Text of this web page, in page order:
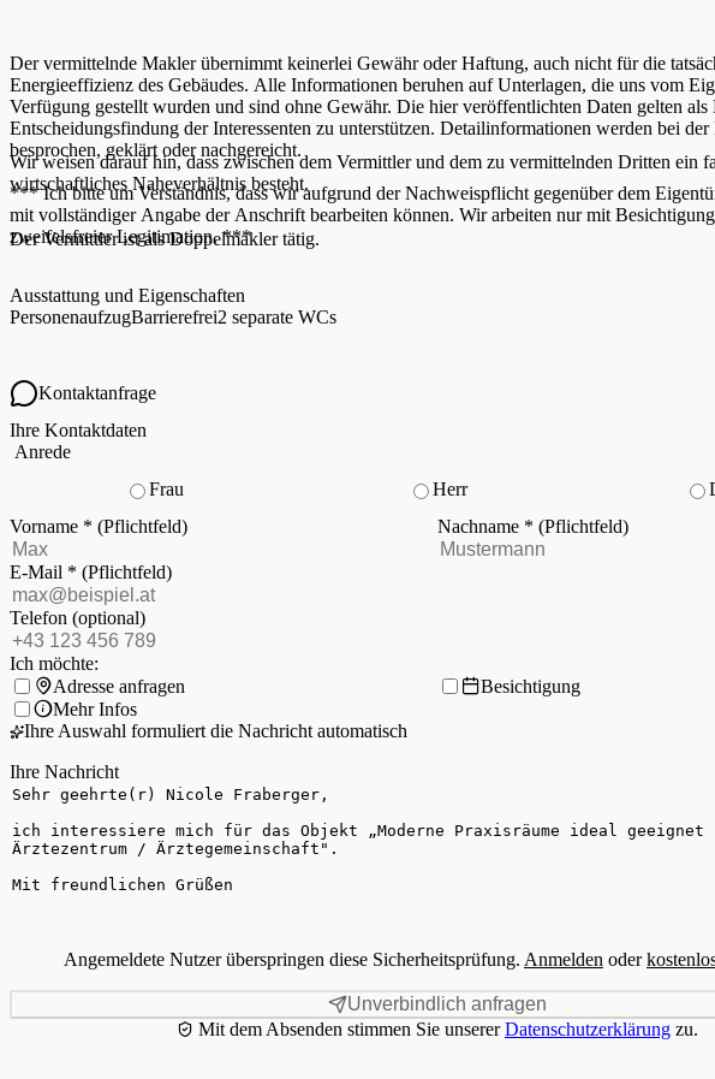
Der vermittelnde Makler übernimmt keinerlei Gewähr oder Haftung, auch nicht für die
Energieeffizienz des Gebäudes. Alle Informationen beruhen auf Unterlagen, die uns vom
Verfügung gestellt wurden und sind ohne Gewähr. Die hier veröffentlichten Daten gelten als
Entscheidungsfindung der Interessenten zu unterstützen. Detailinformationen werden bei
besprochen, geklärt oder nachgereicht.
*** Ich bitte um Verständnis, dass wir aufgrund der Nachweispflicht gegenüber dem
mit vollständiger Angabe der Anschrift bearbeiten können. Wir arbeiten nur mit
zweifelsfreier Legitimation. ***
Wir weisen darauf hin, dass zwischen dem Vermittler und dem zu vermittelnden Dritten ein
wirtschaftliches Naheverhältnis besteht.
Der Vermittler ist als Doppelmakler tätig.
Ausstattung und Eigenschaften
PersonenaufzugBarrierefrei2 separate WCs
Kontaktanfrage
Ihre Kontaktdaten
Anrede
Frau
Herr
Vorname * (Pflichtfeld) Nachname * (Pflichtfeld)
E-Mail * (Pflichtfeld)
Telefon (optional)
Ich möchte:
Adresse anfragen
Besichtigung
Mehr Infos
Ihre Auswahl formuliert die Nachricht automatisch
Ihre Nachricht
Angemeldete Nutzer überspringen diese Sicherheitsprüfung. Anmelden oder
Unverbindlich anfragen
Mit dem Absenden stimmen Sie unsererDatenschutzerklärung zu.